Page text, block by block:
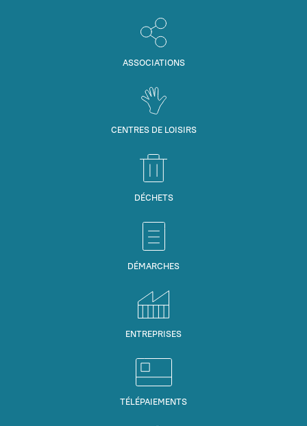
ASSOCIATIONS
CENTRES DE LOISIRS
DÉCHETS
DÉMARCHES
ENTREPRISES
TÉLÉPAIEMENTS